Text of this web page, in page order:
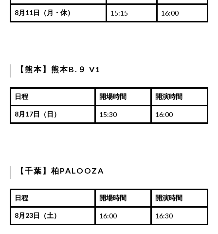
8月11日（月・休） 15:15 16:00
【熊本】熊本B.９ V1
日程 開場時間 開演時間
8月17日（日） 15:30 16:00
【千葉】柏PALOOZA
日程 開場時間 開演時間
8月23日（土） 16:00 16:30